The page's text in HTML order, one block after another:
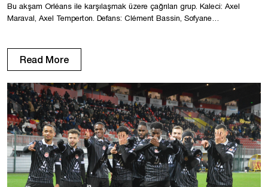
Bu akşam Orléans ile karşılaşmak üzere çağrılan grup. Kaleci: Axel
Maraval, Axel Temperton. Defans: Clément Bassin, Sofyane
Enzo Genton, Samuel Renel, Kenny Rocha. Forvetler: Amadou Ba-Sy,
Sérigne Faye, Valentin Fuss, Alan Kérouédan, Idrissa Seydi. Seçim: Yazid
Read More